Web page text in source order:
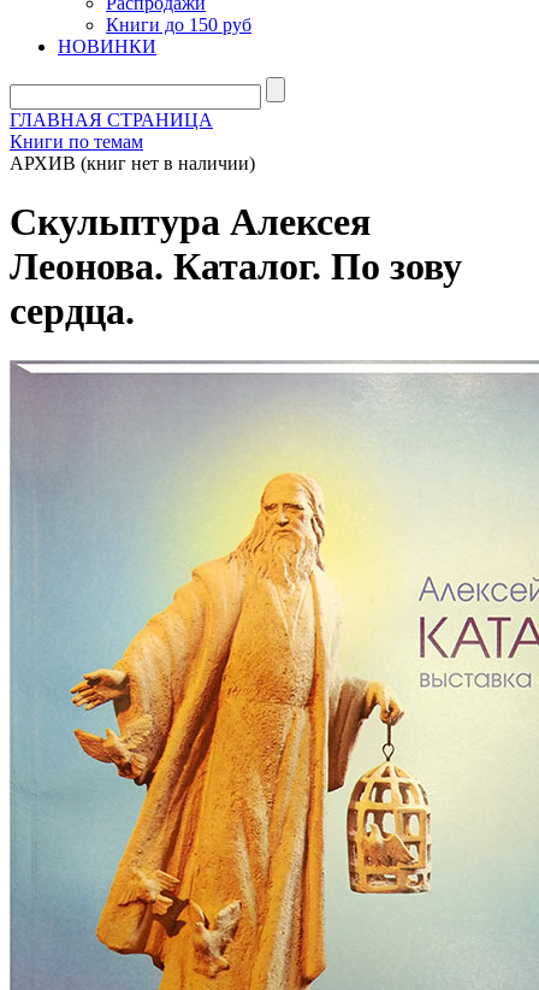
Книги до 150 руб
НОВИНКИ
ГЛАВНАЯ СТРАНИЦА
Книги по темам
АРХИВ (книг нет в наличии)
Скульптура Алексея
Леонова. Каталог. По зову
сердца.